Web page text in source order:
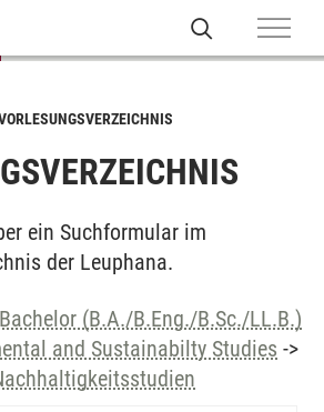
ein Suchformular im
der Leuphana.
(B.A./B.Eng./B.Sc./LL.B.)
and Sustainabilty Studies ->